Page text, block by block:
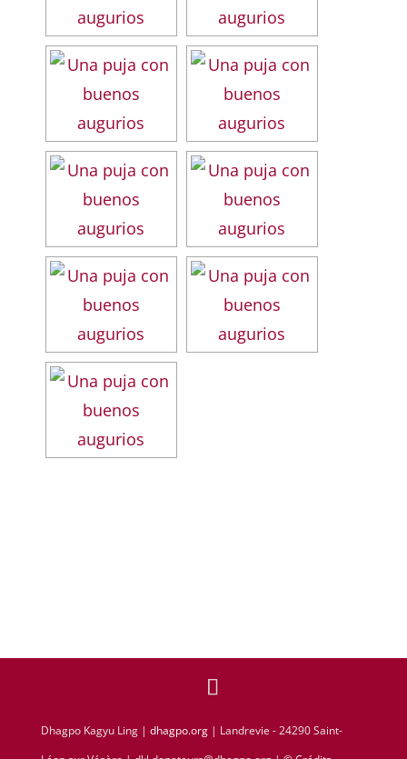
Dhagpo Kagyu Ling | dhagpo.org| Landrevie - 24290 Saint-